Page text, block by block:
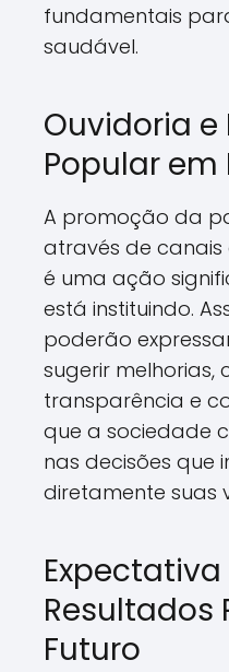
fundamentais
saudável.
Ouvidoria
Popular em
A promoção da
através de
é uma ação
está instituindo.
poderão
sugerir melhorias,
transparência e
que a sociedade
nas decisões que
diretamente suas
Expectativa
Resultados
Futuro